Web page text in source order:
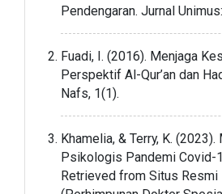
Pendengaran. Jurnal
Fuadi, I. (2016). Menjaga
Perspektif Al-Qur’an dan
Nafs, 1(1).
Khamelia, & Terry, K. (2023).
Psikologis Pandemi Covid-
Retrieved from Situs Resmi